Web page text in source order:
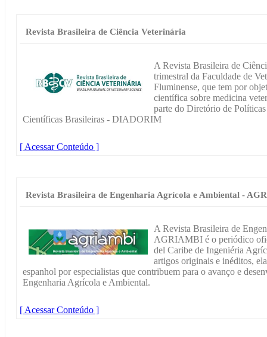
Revista Brasileira de Ciência Veterinária
A Revista Brasileira de
trimestral da Faculdade de
Fluminense, que tem por
científica sobre medicina
parte do Diretório de
Científicas Brasileiras - DIADORIM
[ Acessar Conteúdo ]
Revista Brasileira de Engenharia Agrícola e Ambiental -
A Revista Brasileira de
AGRIAMBI é o periódico
del Caribe de Ingeniéria
artigos originais e inéditos,
espanhol por especialistas que contribuem para o avanço e
Engenharia Agrícola e Ambiental.
[ Acessar Conteúdo ]